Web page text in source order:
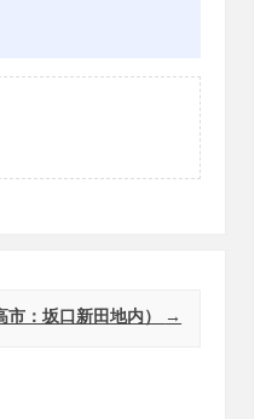
：坂口新田地内） →